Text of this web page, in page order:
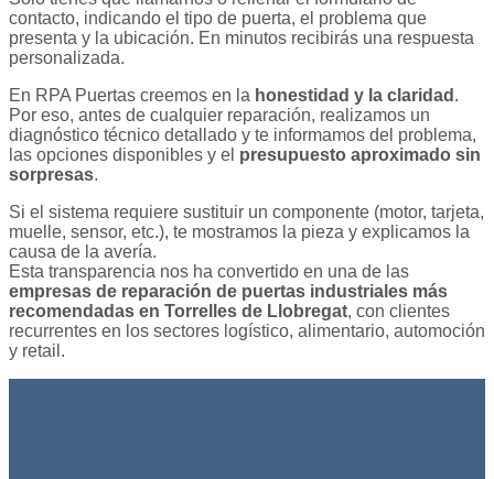
contacto, indicando el tipo de puerta, el problema que
presenta y la ubicación. En minutos recibirás una respuesta
personalizada.
En RPA Puertas creemos en la honestidad y la claridad .
Por eso, antes de cualquier reparación, realizamos un
diagnóstico técnico detallado y te informamos del problema,
las opciones disponibles y el presupuesto aproximado sin
sorpresas.
Si el sistema requiere sustituir un componente (motor, tarjeta,
muelle, sensor, etc.), te mostramos la pieza y explicamos la
causa de la avería.
Esta transparencia nos ha convertido en una de las
empresas de reparación de puertas industriales más
recomendadas en Torrelles de Llobregat, con clientes
recurrentes en los sectores logístico, alimentario, automoción
y retail.